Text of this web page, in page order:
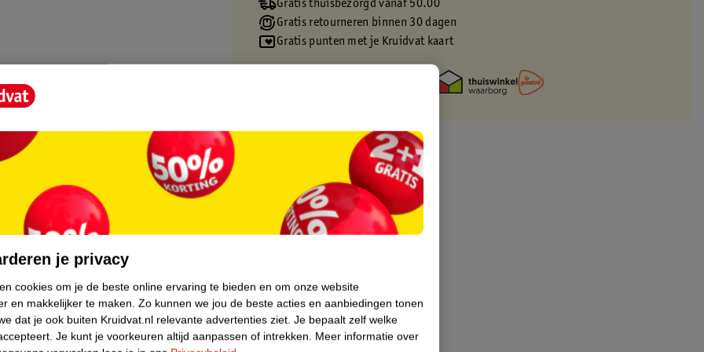
Gratis thuisbezorgd vanaf 50.00
Gratis retourneren binnen 30 dagen
Gratis punten met je Kruidvat kaart
je privacy
cookies om je de beste online ervaring te bieden en om onze website
en makkelijker te maken. Zo kunnen we jou de beste acties en aanbiedingen tonen
dat je ook buiten Kruidvat.nl relevante advertenties ziet. Je bepaalt zelf welke
Je kunt je voorkeuren altijd aanpassen of intrekken. Meer informatie over